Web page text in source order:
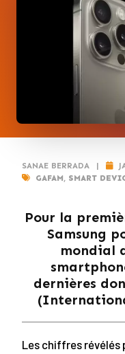
SANAE BERRADA |
GAFAM, SMART
Pour la
Samsung
mondial
dernières
Les chiffres révélés